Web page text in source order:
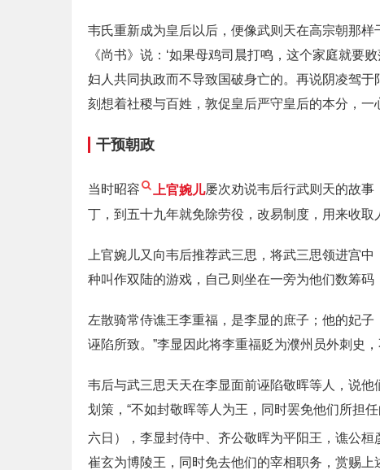
韦氏重新成为皇后以后，便像武则天在高宗朝那样
《尚书》说：‘如果母鸡司晨打鸣，这个家庭就要
妇人共同执政而不导致国破身亡的。再说阴凌驾
刻想着社稷与百姓，敦促皇后严守皇后的本分，
干预朝政
当时昭容 上官婉儿屡次劝说韦后行武则天的故
丁，到五十九年就免除劳役，改易制度，用来收取
上官婉儿又向韦后推荐武三思，将武三思领进宫
种叫作双陆的游戏，自己则坐在一旁为他们数筹
左散骑常侍谯王李重福，是李显的庶子；他的妃
诬陷所致。”李显因此将李重福贬为濮州员外刺史
韦后与武三思天天在李显面前诬陷敬晖等人，说
划策，“不如封敬晖等人为王，同时罢免他们所担
六日），李显封侍中、齐公敬晖为平阳王，谯公
崔玄为博陵王，同时免去他们的宰相职务，赏赐